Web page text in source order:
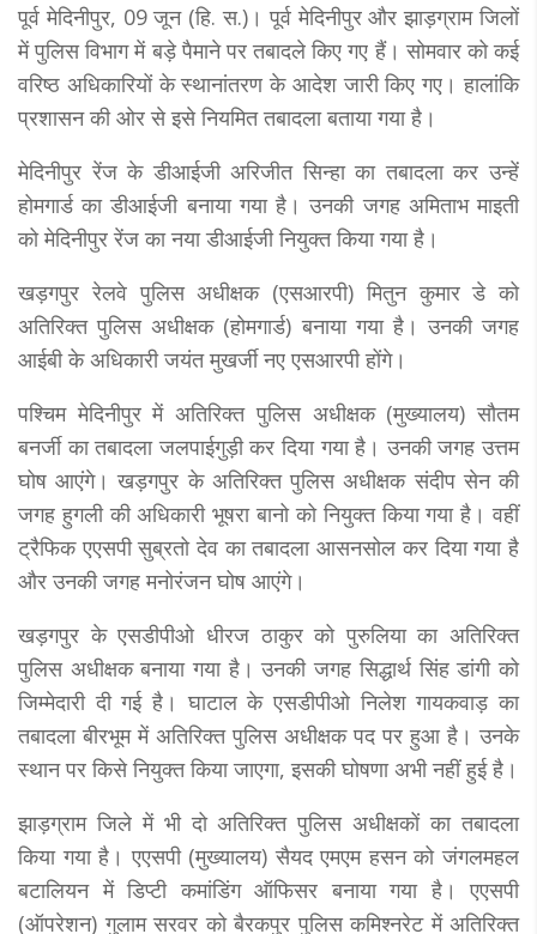
पूर्व मेदिनीपुर, 09 जून (हि. स.)। पूर्व मेदिनीपुर और झाड़ग्राम जिलों
में पुलिस विभाग में बड़े पैमाने पर तबादले किए गए हैं। सोमवार को कई
वरिष्ठ अधिकारियों के स्थानांतरण के आदेश जारी किए गए। हालांकि
प्रशासन की ओर से इसे नियमित तबादला बताया गया है।
मेदिनीपुर रेंज के डीआईजी अरिजीत सिन्हा का तबादला कर उन्हें
होमगार्ड का डीआईजी बनाया गया है। उनकी जगह अमिताभ माइती
को मेदिनीपुर रेंज का नया डीआईजी नियुक्त किया गया है।
खड़गपुर रेलवे पुलिस अधीक्षक (एसआरपी) मितुन कुमार डे को
अतिरिक्त पुलिस अधीक्षक (होमगार्ड) बनाया गया है। उनकी जगह
आईबी के अधिकारी जयंत मुखर्जी नए एसआरपी होंगे।
पश्चिम मेदिनीपुर में अतिरिक्त पुलिस अधीक्षक (मुख्यालय) सौतम
बनर्जी का तबादला जलपाईगुड़ी कर दिया गया है। उनकी जगह उत्तम
घोष आएंगे। खड़गपुर के अतिरिक्त पुलिस अधीक्षक संदीप सेन की
जगह हुगली की अधिकारी भूषरा बानो को नियुक्त किया गया है। वहीं
ट्रैफिक एएसपी सुब्रतो देव का तबादला आसनसोल कर दिया गया है
और उनकी जगह मनोरंजन घोष आएंगे।
खड़गपुर के एसडीपीओ धीरज ठाकुर को पुरुलिया का अतिरिक्त
पुलिस अधीक्षक बनाया गया है। उनकी जगह सिद्धार्थ सिंह डांगी को
जिम्मेदारी दी गई है। घाटाल के एसडीपीओ निलेश गायकवाड़ का
तबादला बीरभूम में अतिरिक्त पुलिस अधीक्षक पद पर हुआ है। उनके
स्थान पर किसे नियुक्त किया जाएगा, इसकी घोषणा अभी नहीं हुई है।
झाड़ग्राम जिले में भी दो अतिरिक्त पुलिस अधीक्षकों का तबादला
किया गया है। एएसपी (मुख्यालय) सैयद एमएम हसन को जंगलमहल
बटालियन में डिप्टी कमांडिंग ऑफिसर बनाया गया है। एएसपी
(ऑपरेशन) गुलाम सरवर को बैरकपुर पुलिस कमिश्नरेट में अतिरिक्त